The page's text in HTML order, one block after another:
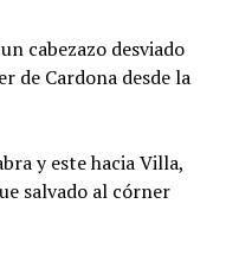
cabezazo desviado
de Cardona desde la
y este hacia Villa,
salvado al córner